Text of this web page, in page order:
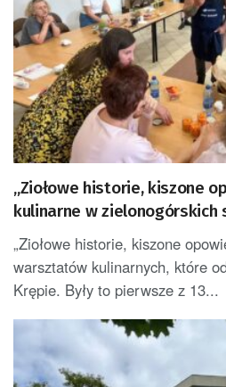
„Ziołowe historie, kiszone
kulinarne w zielonogórskich
„Ziołowe historie, kiszone
warsztatów kulinarnych, które
Krępie. Były to pierwsze z 13...